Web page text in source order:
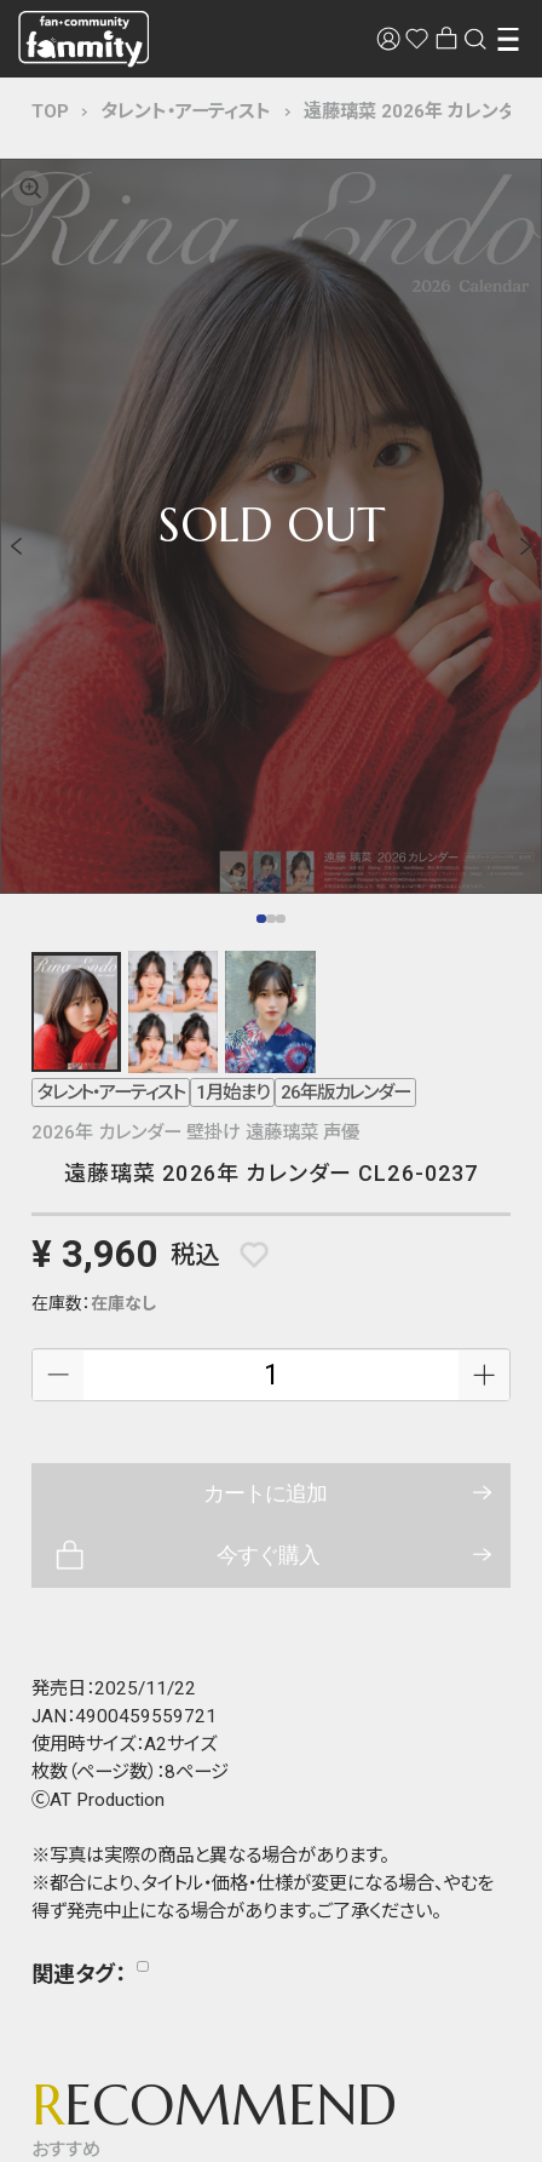
TOP タレント・アーティスト 遠藤璃菜 2026年 カレンダ
タレント・アーティスト 1月始まり
26年版カレンダー
2026年 カレンダー 壁掛け 遠藤璃菜 声優
遠藤璃菜 2026年 カレンダー CL26-0237
¥ 3,960 税込
在庫数：在庫なし
カートに追加
今すぐ購入
発売日：2025/11/22
JAN：4900459559721
使用時サイズ：A2サイズ
枚数（ページ数）：8ページ
ⒸAT Production
※写真は実際の商品と異なる場合があります。
※都合により、タイトル・価格・仕様が変更になる場合、やむを
得ず発売中止になる場合があります。ご了承ください。
関連タグ：
RECOMMEND
おすすめ